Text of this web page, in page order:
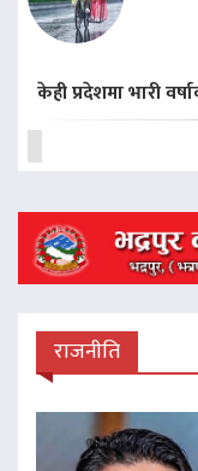
केही प्रदेशमा भारी
राजनीति